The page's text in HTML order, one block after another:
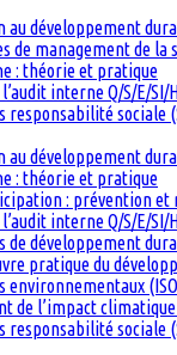
au développement
de management de
: théorie et pratique
interne Q/S/E/SI/
responsabilité sociale
au développement
: théorie et pratique
: prévention et
interne Q/S/E/SI/
de développement
pratique du
environnementaux
de l’impact
responsabilité sociale